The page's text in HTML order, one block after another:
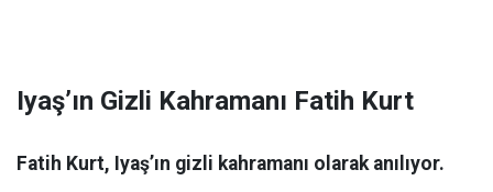
Iyaş’ın Gizli Kahramanı Fatih Kurt
Fatih Kurt, Iyaş’ın gizli kahramanı olarak anılıyor.